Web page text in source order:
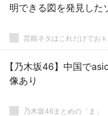
明できる図を発見した
芸能ネタはこれだけでおｋ
【乃木坂46】中国で
像あり
乃木坂46まとめの「ま」